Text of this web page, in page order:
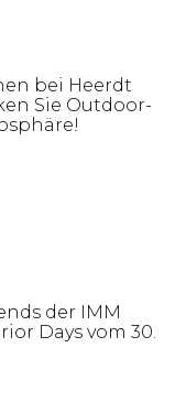
bei Heerdt
Sie Outdoor-
der IMM
Days vom 30.